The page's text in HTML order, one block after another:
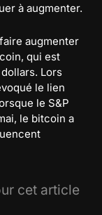
à augmenter.
augmenter
qui est
Lors
le lien
le S&P
le bitcoin a
cet article